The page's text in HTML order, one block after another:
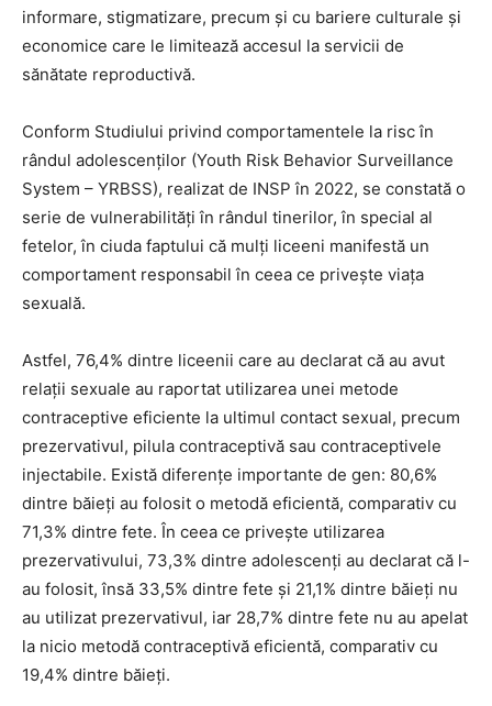
informare, stigmatizare, precum și cu bariere culturale și
economice care le limitează accesul la servicii de
sănătate reproductivă.
Conform Studiului privind comportamentele la risc în
rândul adolescenților (Youth Risk Behavior Surveillance
System – YRBSS), realizat de INSP în 2022, se constată o
serie de vulnerabilități în rândul tinerilor, în special al
fetelor, în ciuda faptului că mulți liceeni manifestă un
comportament responsabil în ceea ce privește viața
sexuală.
Astfel, 76,4% dintre liceenii care au declarat că au avut
relații sexuale au raportat utilizarea unei metode
contraceptive eficiente la ultimul contact sexual, precum
prezervativul, pilula contraceptivă sau contraceptivele
injectabile. Există diferențe importante de gen: 80,6%
dintre băieți au folosit o metodă eficientă, comparativ cu
71,3% dintre fete. În ceea ce privește utilizarea
prezervativului, 73,3% dintre adolescenți au declarat că l-
au folosit, însă 33,5% dintre fete și 21,1% dintre băieți nu
au utilizat prezervativul, iar 28,7% dintre fete nu au apelat
la nicio metodă contraceptivă eficientă, comparativ cu
19,4% dintre băieți.